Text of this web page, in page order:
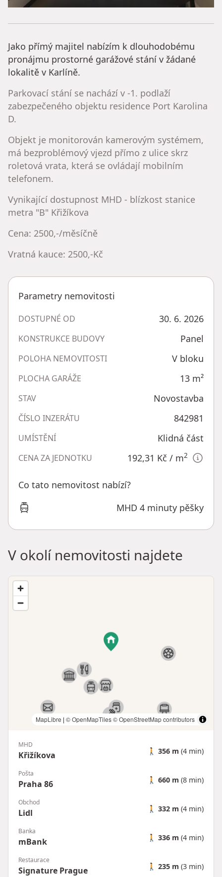
Jako přímý majitel nabízím k dlouhodobému
pronájmu prostorné garážové stání v žádané
lokalitě v Karlíně.
Parkovací stání se nachází v -1. podlaží
zabezpečeného objektu residence Port Karolina
D.
Objekt je monitorován kamerovým systémem,
má bezproblémový vjezd přímo z ulice skrz
roletová vrata, která se ovládají mobilním
telefonem.
Vynikající dostupnost MHD - blízkost stanice
metra "B" Křižíkova
Cena: 2500,-/měsíčně
Vratná kauce: 2500,-Kč
Parametry nemovitosti
DOSTUPNÉ OD 30. 6. 2026
KONSTRUKCE BUDOVY Panel
POLOHA NEMOVITOSTI V bloku
PLOCHA GARÁŽE 13 m²
STAV Novostavba
ČÍSLO INZERÁTU 842981
UMÍSTĚNÍ Klidná část
CENA ZA JEDNOTKU 192,31 Kč / m2
Co tato nemovitost nabízí?
MHD 4 minuty pěšky
V okolí nemovitosti najdete
MapLibre | © OpenMapTiles© OpenStreetMap contributors
MHD
Křižíkova 🚶 356 m (4 min)
Pošta
Praha 86 🚶 660 m (8 min)
Obchod
Lidl 🚶 332 m (4 min)
Banka
mBank 🚶 336 m (4 min)
Restaurace
Signature Prague 🚶 235 m (3 min)